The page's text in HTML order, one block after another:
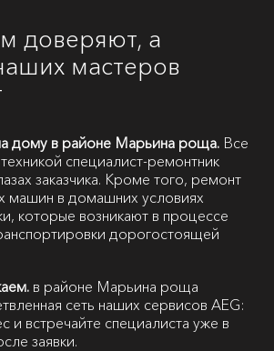
доверяют, а
мастеров
дому в районе Марьина роща. Все
специалист-ремонтник
заказчика. Кроме того, ремонт
машин в домашних условиях
которые возникают в процессе
дорогостоящей
в районе Марьина роща
сеть наших сервисов AEG:
и встречайте специалиста уже в
заявки.